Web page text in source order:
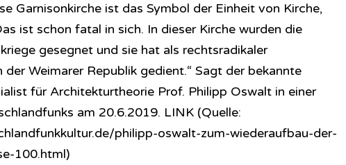
Garnisonkirche ist das Symbol der Einheit von Kirche,
ist schon fatal in sich. In dieser Kirche wurden die
gesegnet und sie hat als rechtsradikaler
Weimarer Republik gedient.“ Sagt der bekannte
für Architekturtheorie Prof. Philipp Oswalt in einer
am 20.6.2019. LINK (Quelle:
philipp-oswalt-zum-wiederaufbau-der-
100.html)